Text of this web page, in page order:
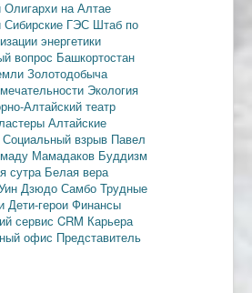
Олигархи на Алтае
Сибирские ГЭС Штаб по
энергетики
вопрос Башкортостан
Золотодобыча
Экология
Алтайский театр
Алтайские
Социальный взрыв Павел
Мамадаков Буддизм
сутра Белая вера
Дзюдо Самбо Трудные
Дети-герои Финансы
сервис CRM Карьера
офис Представитель